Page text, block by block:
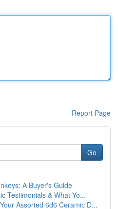
Report Page
Go
A Buyer's Guide
Testimonials & What Yo...
Assorted 6d6 Ceramic D...